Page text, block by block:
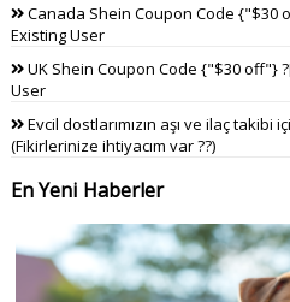
Canada Shein Coupon Code {"$30
Existing User
UK Shein Coupon Code {"$30 off"}
User
Evcil dostlarımızın aşı ve ilaç takibi
(Fikirlerinize ihtiyacım var ??)
En Yeni Haberler